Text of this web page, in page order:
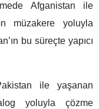
Afganistan ile
müzakere yoluyla
bu süreçte yapıcı
ile yaşanan
yoluyla çözme